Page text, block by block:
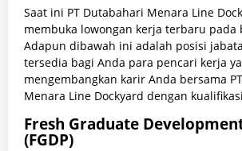
Saat ini PT Dutabahari Menara Line
membuka lowongan kerja terbaru pada
Adapun dibawah ini adalah posisi
tersedia bagi Anda para pencari kerja
mengembangkan karir Anda bersama
Menara Line Dockyard dengan
Fresh Graduate
(FGDP)